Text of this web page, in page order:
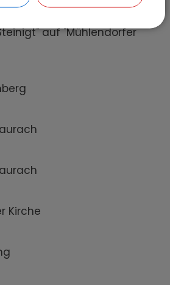
auf "Mühlendorfer
Kirche